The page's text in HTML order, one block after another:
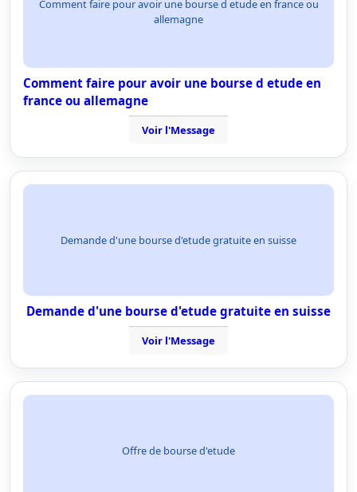
Comment faire pour avoir une bourse d etude en france ou
allemagne
Comment faire pour avoir une bourse d etude en
france ou allemagne
Voir l'Message
Demande d'une bourse d'etude gratuite en suisse
Demande d'une bourse d'etude gratuite en suisse
Voir l'Message
Offre de bourse d'etude